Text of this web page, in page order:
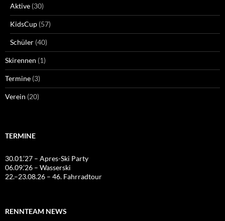
Aktive (30)
KidsCup (57)
Schüler (40)
Skirennen (1)
Termine (3)
Verein (20)
TERMINE
30.01.’27 – Apres-Ski Party
06.09.’26 – Wasserski
22.–23.08.26 – 46. Fahrradtour
RENNTEAM NEWS